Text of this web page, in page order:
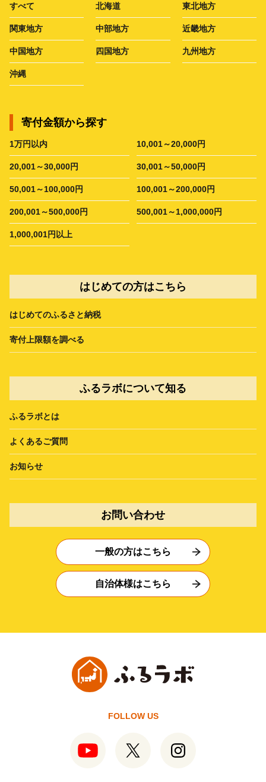
すべて 北海道 東北地方
関東地方 中部地方 近畿地方
中国地方 四国地方 九州地方
沖縄
寄付金額から探す
1万円以内 10,001～20,000円
20,001～30,000円 30,001～50,000円
50,001～100,000円 100,001～200,000円
200,001～500,000円 500,001～1,000,000円
1,000,001円以上
はじめての方はこちら
はじめてのふるさと納税
寄付上限額を調べる
ふるラボについて知る
ふるラボとは
よくあるご質問
お知らせ
お問い合わせ
一般の方はこちら
自治体様はこちら
FOLLOW US